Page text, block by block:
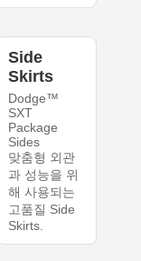
Side
Skirts
Dodge™
SXT
Package
Sides
맞춤형 외관
과 성능을 위
해 사용되는
고품질 Side
Skirts.